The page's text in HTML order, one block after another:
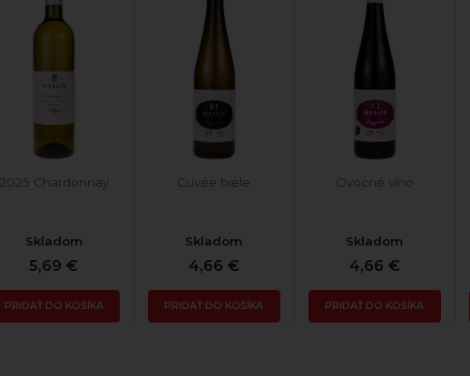
2025 Chardonnay
Skladom
5,69 €
PRIDAŤ DO KOŠÍKA
Cuvée biele
Skladom
4,66 €
PRIDAŤ DO KOŠÍKA
Ovocné víno
Skladom
4,66 €
PRIDAŤ DO KOŠÍKA